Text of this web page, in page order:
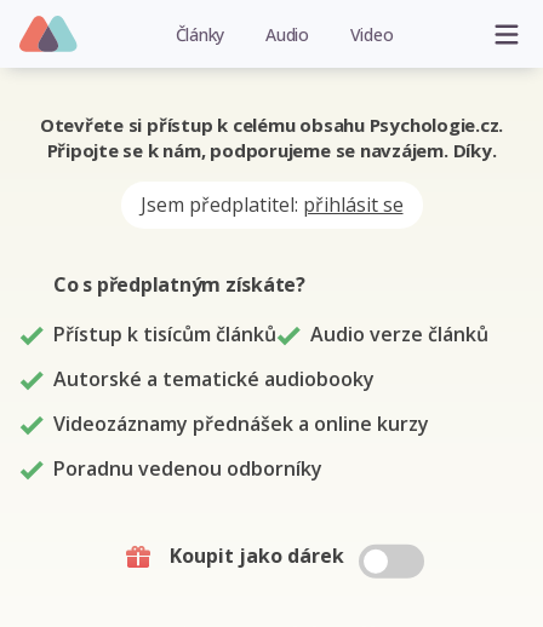
Články Audio Video
Otevřete si přístup k celému obsahu Psychologie.cz.
Připojte se k nám, podporujeme se navzájem. Díky.
Jsem předplatitel: přihlásit se
Co s předplatným získáte?
Přístup k tisícům článků
Audio verze článků
Autorské a tematické audiobooky
Videozáznamy přednášek a online kurzy
Poradnu vedenou odborníky
Koupit jako dárek